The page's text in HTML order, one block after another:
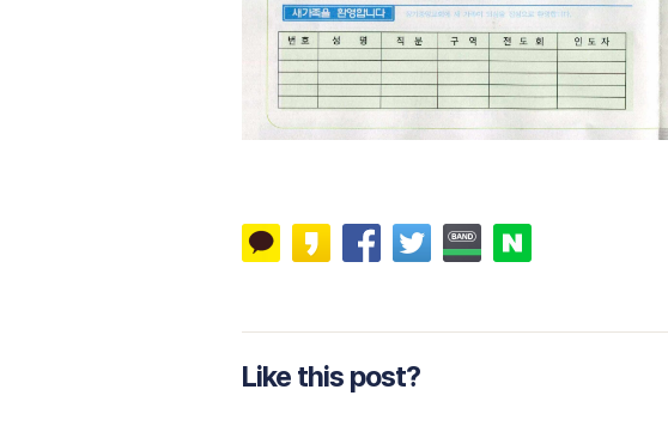
Like this post?